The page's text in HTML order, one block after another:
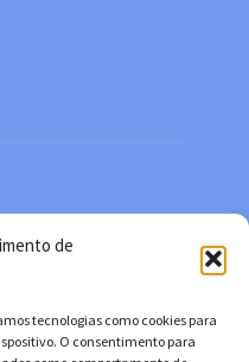
de
tecnologias como cookies para
O consentimento para